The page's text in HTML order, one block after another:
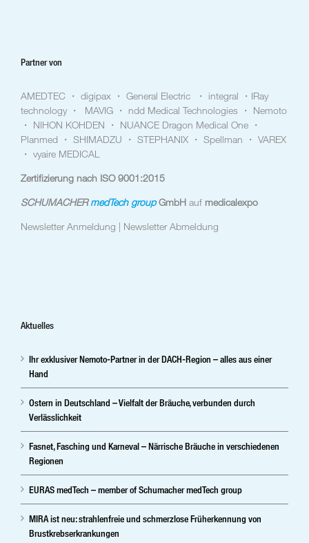
Partner von
AMEDTEC ・ digipax ・ General Electric ・ integral ・IRay
technology ・ MAVIG ・ ndd Medical Technologies ・ Nemoto
・ NIHON KOHDEN ・ NUANCE Dragon Medical One ・
Planmed ・ SHIMADZU ・ STEPHANIX ・ Spellman ・ VAREX
・ vyaire MEDICAL
Zertifizierung nach ISO 9001:2015
SCHUMACHER medTech groupGmbH auf medicalexpo
Newsletter Anmeldung | Newsletter Abmeldung
Aktuelles
Ihr exklusiver Nemoto-Partner in der DACH-Region – alles aus einer
Hand
Ostern in Deutschland – Vielfalt der Bräuche, verbunden durch
Verlässlichkeit
Fasnet, Fasching und Karneval – Närrische Bräuche in verschiedenen
Regionen
EURAS medTech – member of Schumacher medTech group
MIRA ist neu: strahlenfreie und schmerzlose Früherkennung von
Brustkrebserkrankungen